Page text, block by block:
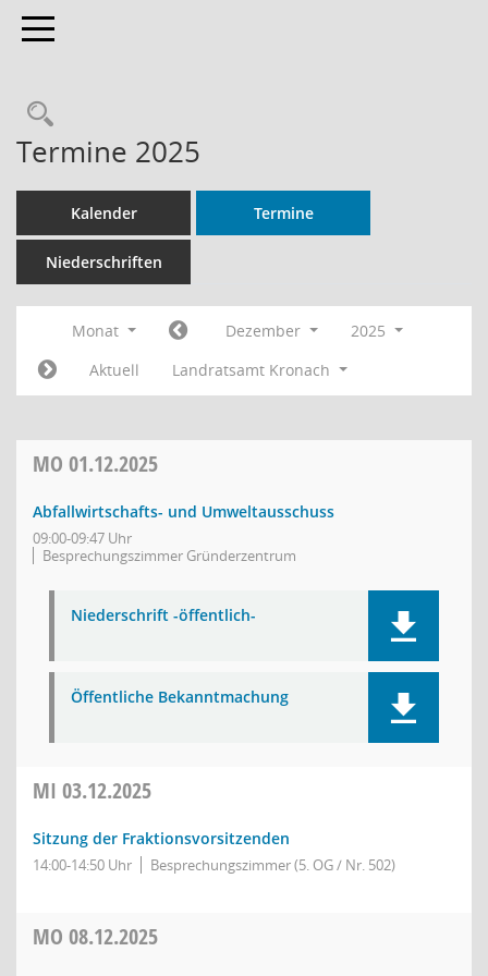
Toggle navigation
Rechercheauswahl
Termine 2025
Kalender Termine
Niederschriften
Monat Dezember
2025
Aktuell
Landratsamt Kronach
MO 01.12.2025
Abfallwirtschafts- und Umweltausschuss
09:00-09:47 Uhr
Besprechungszimmer Gründerzentrum
Niederschrift -öffentlich-
Öffentliche Bekanntmachung
MI 03.12.2025
Sitzung der Fraktionsvorsitzenden
14:00-14:50 Uhr Besprechungszimmer (5. OG / Nr. 502)
MO 08.12.2025